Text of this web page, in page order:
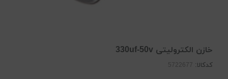
خازن الکترولیتی 330uf-50v
کدکالا: